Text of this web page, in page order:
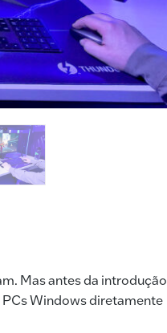
with a laptop directly
Rivals. The desktop
workload using
on one screen.
Mas antes da introdução
Windows diretamente